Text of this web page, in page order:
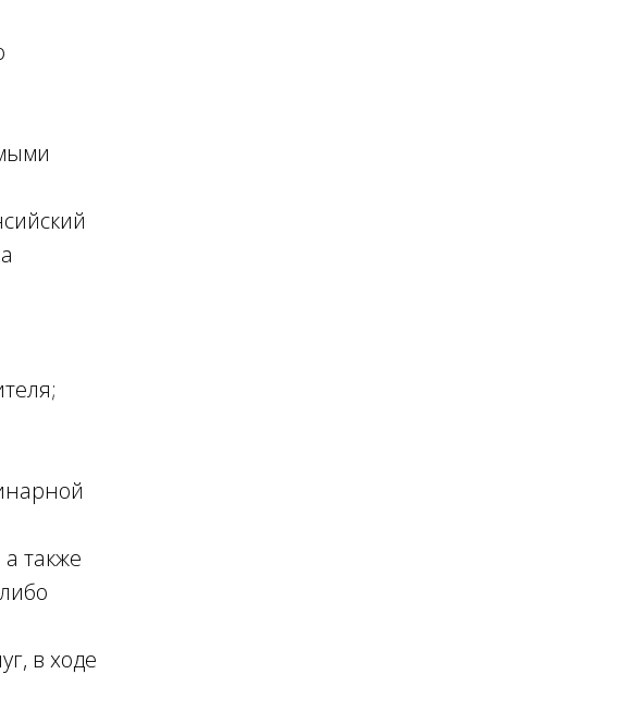
также
в ходе